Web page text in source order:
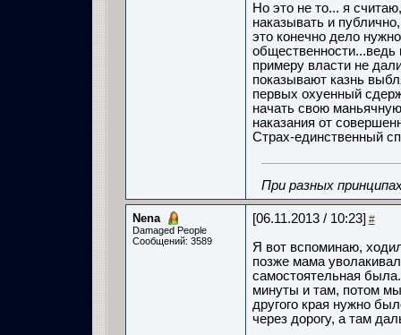
Но это не то... я
наказывать и
это конечно дело
общественности...ведь
примеру власти не
показывают казнь
первых охуенный
начать свою
наказания от
Страх-единственный
При разных
Nena
Damaged People
Сообщений: 3589
[06.11.2013 / 10:23] #
Я вот вспоминаю,
позже мама
самостоятельная
минуты и там, потом
другого края нужно
через дорогу, а там